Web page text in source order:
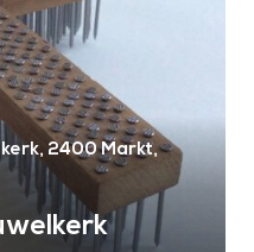
2400 Markt,